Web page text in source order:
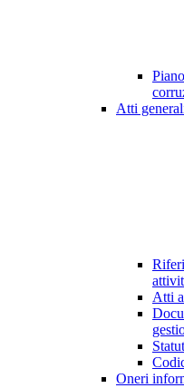
Atti
Atti
Oneri